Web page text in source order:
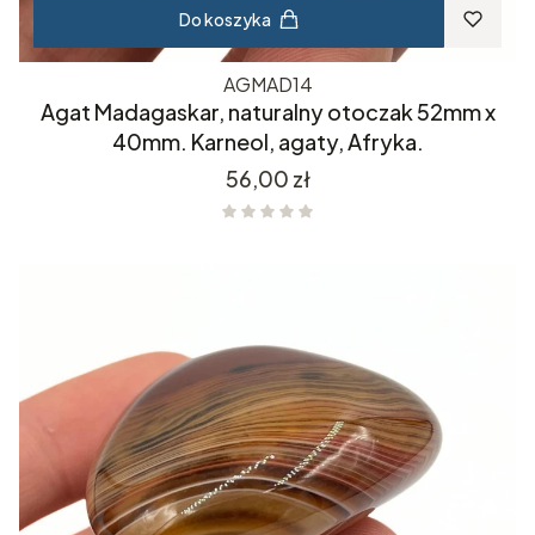
Do koszyka
AGMAD14
Agat Madagaskar, naturalny otoczak 52mm x
40mm. Karneol, agaty, Afryka.
Cena
56,00 zł